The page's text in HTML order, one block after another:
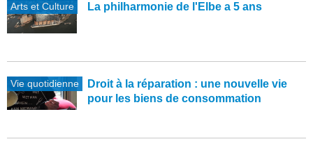
Arts et Culture La philharmonie de l'Elbe a 5 ans
Vie quotidienne
Droit à la réparation : une nouvelle vie
pour les biens de consommation